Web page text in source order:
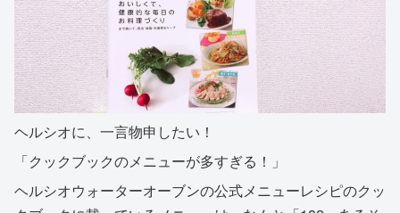
ヘルシオに、一言物申したい！
「クックブックのメニューが多すぎる！」
ヘルシオウォーターオーブンの公式メニューレシピのクッ